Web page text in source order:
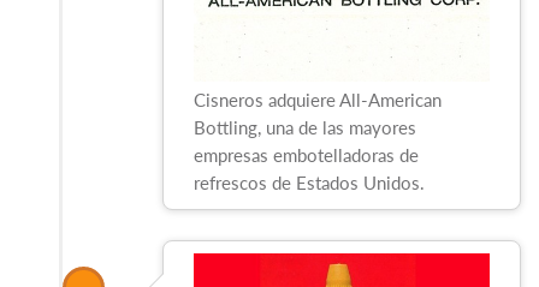
Cisneros adquiere All-American
Bottling, una de las mayores
empresas embotelladoras de
refrescos de Estados Unidos.